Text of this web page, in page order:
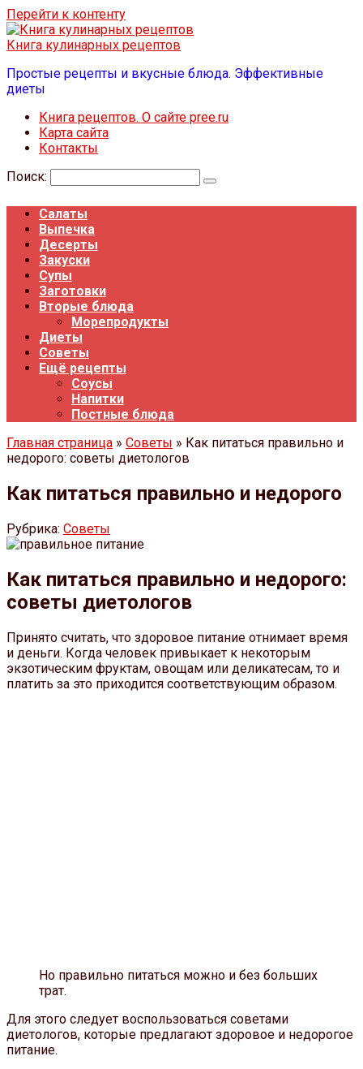
Перейти к контенту
Книга кулинарных рецептов
Простые рецепты и вкусные блюда. Эффективные
диеты
Книга рецептов. О сайте pree.ru
Карта сайта
Контакты
Поиск:
Салаты
Выпечка
Десерты
Закуски
Супы
Заготовки
Вторые блюда
Морепродукты
Диеты
Советы
Ещё рецепты
Соусы
Напитки
Постные блюда
Главная страница » Советы » Как питаться правильно и
недорого: советы диетологов
Как питаться правильно и недорого
Рубрика: Советы
Как питаться правильно и недорого:
советы диетологов
Принято считать, что здоровое питание отнимает время
и деньги. Когда человек привыкает к некоторым
экзотическим фруктам, овощам или деликатесам, то и
платить за это приходится соответствующим образом.
Но правильно питаться можно и без больших
трат.
Для этого следует воспользоваться советами
диетологов, которые предлагают здоровое и недорогое
питание.